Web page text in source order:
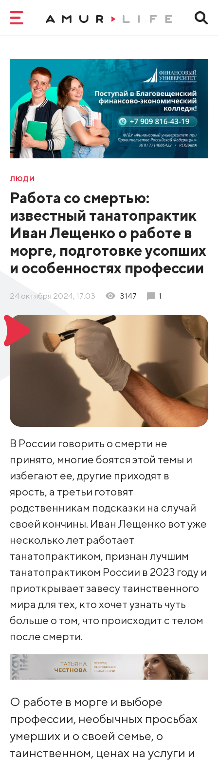
ЛЮДИ
Работа со смертью:
известный танатопрактик
Иван Лещенко о работе в
морге, подготовке усопших
и особенностях профессии
24 октября 2024, 17:03 3147 1
В России говорить о смерти не
принято, многие боятся этой темы и
избегают ее, другие приходят в
ярость, а третьи готовят
родственникам подсказки на случай
своей кончины. Иван Лещенко вот уже
несколько лет работает
танатопрактиком, признан лучшим
танатопрактиком России в 2023 году и
приоткрывает завесу таинственного
мира для тех, кто хочет узнать чуть
больше о том, что происходит с телом
после смерти.
О работе в морге и выборе
профессии, необычных просьбах
умерших и о своей семье, о
таинственном, ценах на услуги и